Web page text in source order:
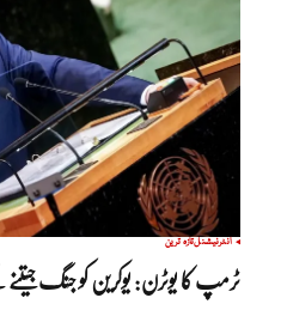
انٹرنیشنلتازہ ترین
ٹرمپ کا یوٹرن: یوکرین کو جنگ